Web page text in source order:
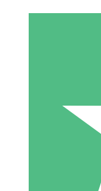
Zahlen Sie nach